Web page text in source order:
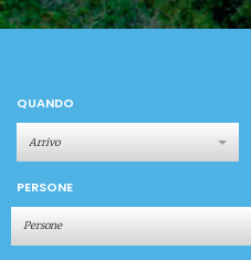
QUANDO
PERSONE
Persone